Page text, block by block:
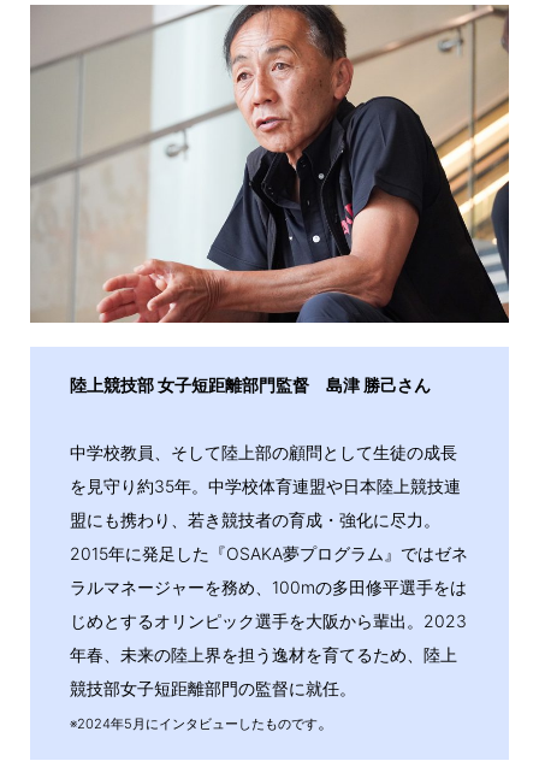
陸上競技部 女子短距離部門監督 島津 勝己さん
中学校教員、そして陸上部の顧問として生徒の成長
を見守り約35年。中学校体育連盟や日本陸上競技連
盟にも携わり、若き競技者の育成・強化に尽力。
2015年に発足した『OSAKA夢プログラム』ではゼネ
ラルマネージャーを務め、100mの多田修平選手をは
じめとするオリンピック選手を大阪から輩出。2023
年春、未来の陸上界を担う逸材を育てるため、陸上
競技部女子短距離部門の監督に就任。
※2024年5月にインタビューしたものです。